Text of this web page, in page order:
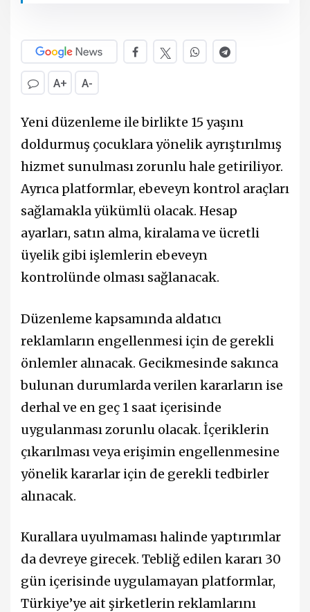
A+ A-
Yeni düzenleme ile birlikte 15 yaşını
doldurmuş çocuklara yönelik ayrıştırılmış
hizmet sunulması zorunlu hale getiriliyor.
Ayrıca platformlar, ebeveyn kontrol araçları
sağlamakla yükümlü olacak. Hesap
ayarları, satın alma, kiralama ve ücretli
üyelik gibi işlemlerin ebeveyn
kontrolünde olması sağlanacak.
Düzenleme kapsamında aldatıcı
reklamların engellenmesi için de gerekli
önlemler alınacak. Gecikmesinde sakınca
bulunan durumlarda verilen kararların ise
derhal ve en geç 1 saat içerisinde
uygulanması zorunlu olacak. İçeriklerin
çıkarılması veya erişimin engellenmesine
yönelik kararlar için de gerekli tedbirler
alınacak.
Kurallara uyulmaması halinde yaptırımlar
da devreye girecek. Tebliğ edilen kararı 30
gün içerisinde uygulamayan platformlar,
Türkiye’ye ait şirketlerin reklamlarını